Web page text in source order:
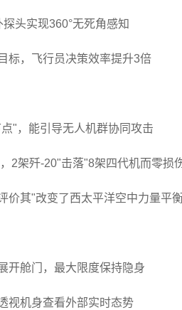
探头实现360°无死角感知
标，飞行员决策效率提升3倍
"，能引导无人机群协同攻击
2架歼-20"击落"8架四代机而零损
价其"改变了西太平洋空中力量平
开舱门，最大限度保持隐身
视机身查看外部实时态势